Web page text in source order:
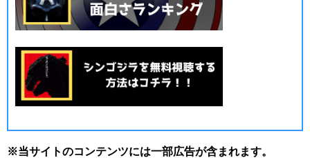
※当サイトのコンテンツには一部広告が含まれます。